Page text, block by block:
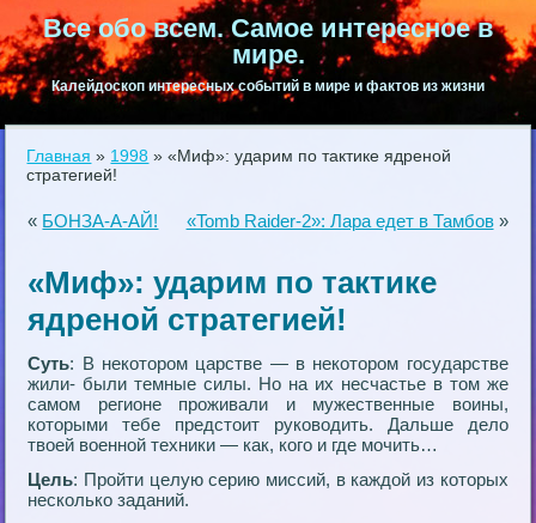
Все обо всем. Самое интересное в
мире.
Калейдоскоп интересных событий в мире и фактов из жизни
Главная » 1998 »«Миф»: ударим по тактике ядреной
стратегией!
« БОНЗА-А-АЙ! «Tomb Raider-2»: Лара едет в Тамбов»
«Миф»: ударим по тактике
ядреной стратегией!
Суть: В некотором царстве — в некотором государстве
жили- были темные силы. Но на их несчастье в том же
самом регионе проживали и мужественные воины,
которыми тебе предстоит руководить. Дальше дело
твоей военной техники — как, кого и где мочить…
Цель: Пройти целую серию миссий, в каждой из которых
несколько заданий.